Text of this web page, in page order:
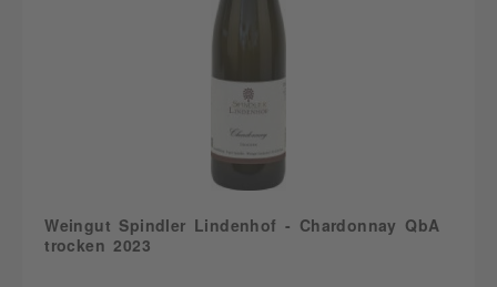
Weingut Spindler Lindenhof - Chardonnay QbA
trocken 2023